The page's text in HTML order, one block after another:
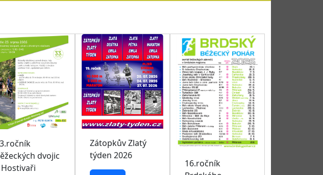
dvojic
Zátopkův Zlatý
týden 2026
16.ročník